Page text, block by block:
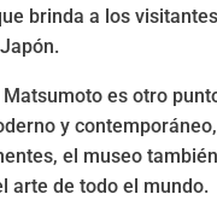
brinda a los
Matsumoto es otro
y
el museo
arte de todo el mundo.